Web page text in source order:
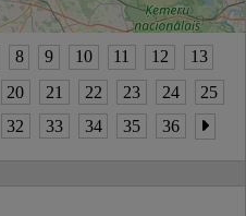
8 9 10 11 12
13
20 21 22 23 24
25
32 33 34 35 36